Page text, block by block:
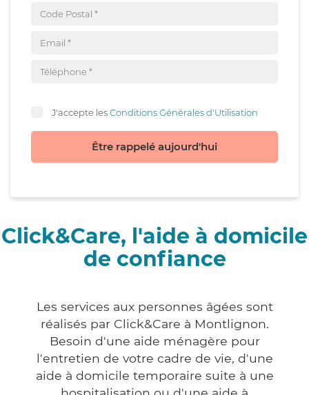
J'accepte lesConditions Générales d'Utilisation
Être rappelé aujourd'hui
Click&Care, l'aide à domicile
de confiance
Les services aux personnes âgées sont
réalisés par Click&Care à Montlignon.
Besoin d'une aide ménagère pour
l'entretien de votre cadre de vie, d'une
aide à domicile temporaire suite à une